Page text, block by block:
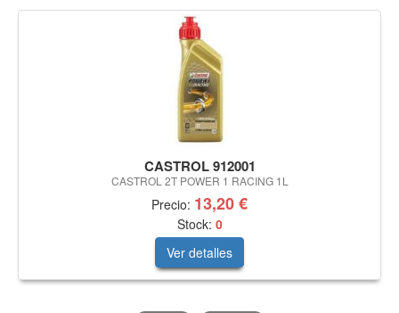
CASTROL 912001
CASTROL 2T POWER 1 RACING 1L
Precio: 13,20 €
Stock: 0
Ver detalles